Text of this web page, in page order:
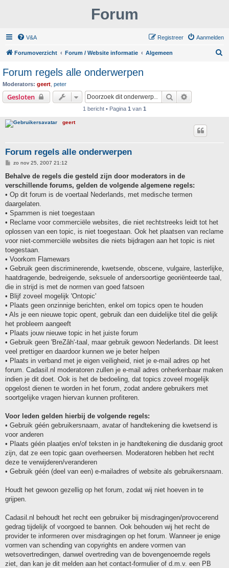
Forum
V&A Aanmelden
Registreer
Forumoverzicht Forum / Website informatie Algemeen
Forum regels alle onderwerpen
Moderators: geert peter
Gesloten Zoek
1 bericht • Pagina 1 van 1
geert
Forum regels alle onderwerpen
B
r
c
h
zo nov 25, 2007 21:12
Behalve de regels die gesteld zijn door moderators in de
verschillende forums, gelden de volgende algemene regels:
• Op dit forum is de voertaal Nederlands, met medische termen
daargelaten.
• Spammen is niet toegestaan
• Reclame voor commerciële websites, die niet rechtstreeks leidt tot het
oplossen van een topic, is niet toegestaan. Ook het plaatsen van reclame
voor niet-commerciële websites die niets bijdragen aan het topic is niet
toegestaan.
• Voorkom Flamewars
• Gebruik geen discriminerende, kwetsende, obscene, vulgaire, lasterlijke,
haatdragende, bedreigende, seksuele of andersoortige georiënteerde taal,
die in strijd is met de normen van goed fatsoen
• Blijf zoveel mogelijk 'Ontopic'
• Plaats geen onzinnige berichten, enkel om topics open te houden
• Als je een nieuwe topic opent, gebruik dan een duidelijke titel die gelijk
het probleem aangeeft
• Plaats jouw nieuwe topic in het juiste forum
• Gebruik geen 'BreZâh'-taal, maar gebruik gewoon Nederlands. Dit leest
veel prettiger en daardoor kunnen we je beter helpen
• Plaats in verband met je eigen veiligheid, niet je e-mail adres op het
forum. Cadasil.nl moderatoren zullen je e-mail adres onherkenbaar maken
indien je dit doet. Ook is het de bedoeling, dat topics zoveel mogelijk
opgelost dienen te worden in het forum, zodat andere gebruikers met
soortgelijke vragen hiervan kunnen profiteren.
Voor leden gelden hierbij de volgende regels:
• Gebruik géén gebruikersnaam, avatar of handtekening die kwetsend is
voor anderen
• Plaats géén plaatjes en/of teksten in je handtekening die dusdanig groot
zijn, dat ze een topic gaan overheersen. Moderatoren hebben het recht
deze te verwijderen/veranderen
• Gebruik géén (deel van een) e-mailadres of website als gebruikersnaam.
Houdt het gewoon gezellig op het forum, zodat wij niet hoeven in te
grijpen.
Cadasil.nl behoudt het recht een gebruiker bij misdragingen/provocerend
gedrag tijdelijk of voorgoed te bannen. Ook behouden wij het recht de
provider te informeren over misdragingen op het forum. Wanneer je enige
vormen van schending van copyrights en andere vormen van
wetsovertredingen, danwel overtreding van de bovengenoemde regels
ziet, dan kan je dit melden aan het contact-formulier of d.m.v. een PB